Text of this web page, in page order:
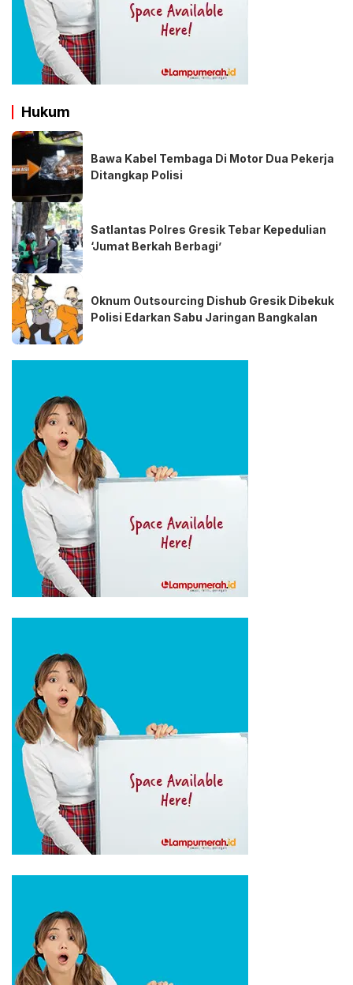
Hukum
Bawa Kabel Tembaga Di Motor Dua Pekerja
Ditangkap Polisi
Satlantas Polres Gresik Tebar Kepedulian
‘Jumat Berkah Berbagi’
Oknum Outsourcing Dishub Gresik Dibekuk
Polisi Edarkan Sabu Jaringan Bangkalan